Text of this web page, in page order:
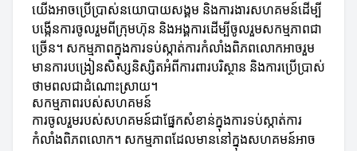
យើងអាចប្រើប្រាស់នយោបាយសង្គម និងការងារសហគមន៍ដើម្បី
បង្កើនការចូលរួមពីក្រុមហ៊ុន និងអង្គការដើម្បីចូលរួមសកម្មភាពជា
ច្រើន។ សកម្មភាពក្នុងការទប់ស្កាត់ការកំលាំងពិភពលោកអាចរួម
មានការបង្រៀនសិស្សនិស្សិតអំពីការពារបរិស្ថាន និងការប្រើប្រាស់
ថាមពលជាដំណោះស្រាយ។
សកម្មភាពរបស់សហគមន៍
ការចូលរួមរបស់សហគមន៍ជាផ្នែកសំខាន់ក្នុងការទប់ស្កាត់ការ
កំលាំងពិភពលោក។ សកម្មភាពដែលមាននៅក្នុងសហគមន៍អាច